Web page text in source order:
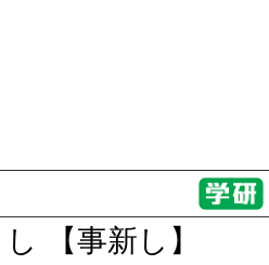
【事新し】